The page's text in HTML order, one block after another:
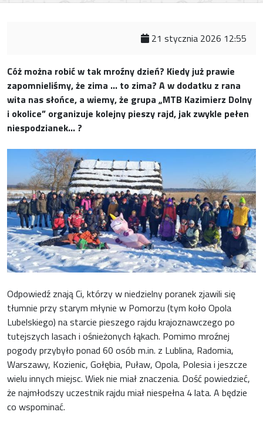
21 stycznia 2026 12:55
Cóż można robić w tak mroźny dzień? Kiedy już prawie
zapomnieliśmy, że zima … to zima? A w dodatku z rana
wita nas słońce, a wiemy, że grupa „MTB Kazimierz Dolny
i okolice” organizuje kolejny pieszy rajd, jak zwykle pełen
niespodzianek… ?
Odpowiedź znają Ci, którzy w niedzielny poranek zjawili się
tłumnie przy starym młynie w Pomorzu (tym koło Opola
Lubelskiego) na starcie pieszego rajdu krajoznawczego po
tutejszych lasach i ośnieżonych łąkach. Pomimo mroźnej
pogody przybyło ponad 60 osób m.in. z Lublina, Radomia,
Warszawy, Kozienic, Gołębia, Puław, Opola, Polesia i jeszcze
wielu innych miejsc. Wiek nie miał znaczenia. Dość powiedzieć,
że najmłodszy uczestnik rajdu miał niespełna 4 lata. A będzie
co wspominać.